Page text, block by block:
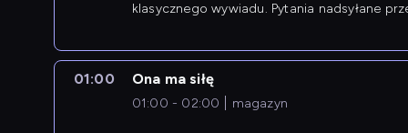
klasycznego wywiadu. Pytania nadsyłane
01:00 Ona ma siłę
01:00 - 02:00 magazyn